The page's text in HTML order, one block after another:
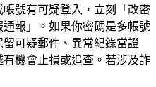
號有可疑登入，立刻「改密
報」。如果你密碼是多帳號
可疑郵件、異常紀錄當證
機會止損或追查。若涉及詐